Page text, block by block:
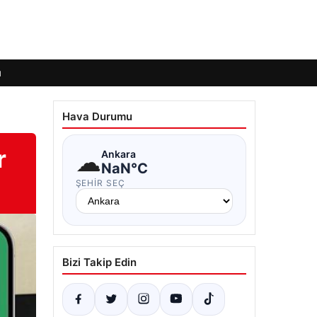
Hava Durumu
☁Ankara
NaN°C
ŞEHIR SEÇ
Bizi Takip Edin